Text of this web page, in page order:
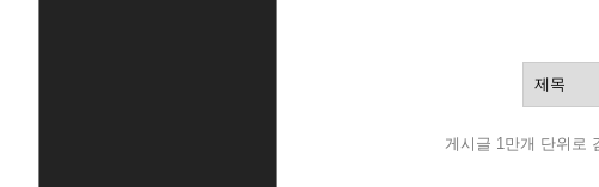
게시글 1만개 단위로